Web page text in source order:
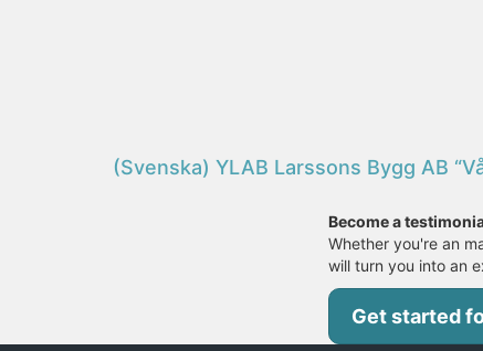
(Svenska) YLAB Larssons Bygg AB
Become a
Whether you're an
will turn you into an
Get started